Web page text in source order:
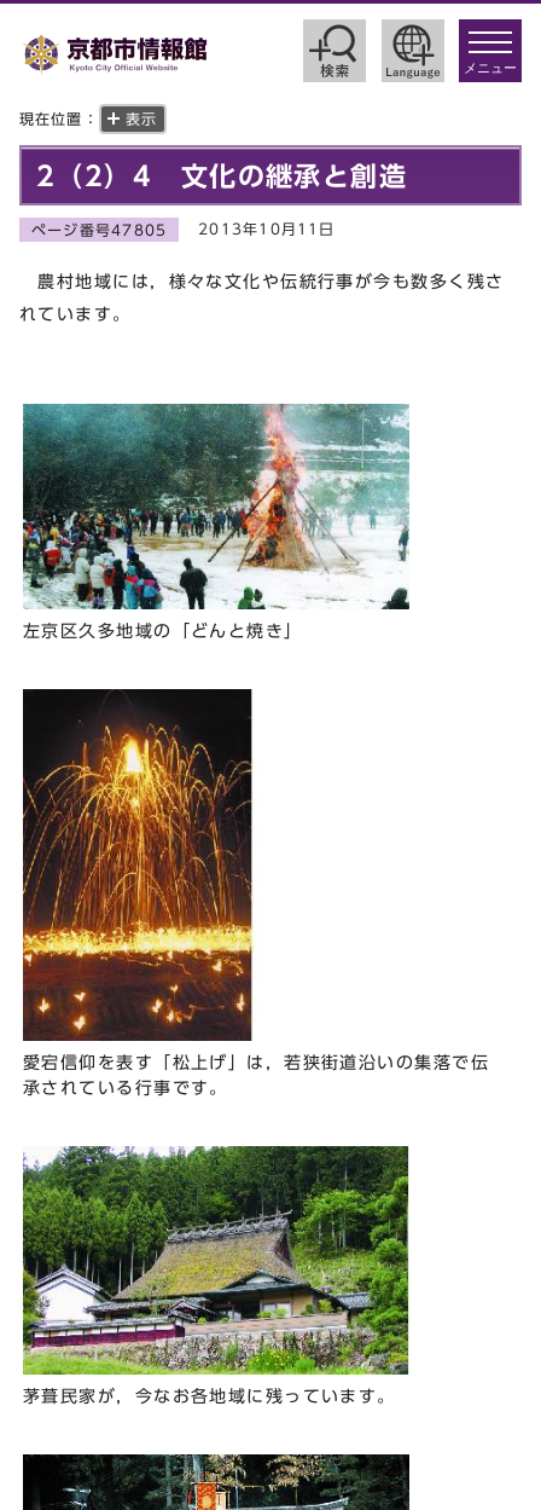
toggle
メニュー
現在位置： 表示
2（2）4 文化の継承と創造
ページ番号47805 2013年10月11日
農村地域には，様々な文化や伝統行事が今も数多く残さ
れています。
左京区久多地域の「どんと焼き」
愛宕信仰を表す「松上げ」は，若狭街道沿いの集落で伝
承されている行事です。
茅葺民家が，今なお各地域に残っています。